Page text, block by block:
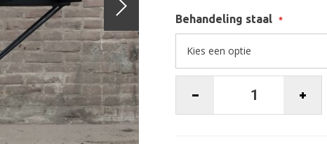
Behandeling staal